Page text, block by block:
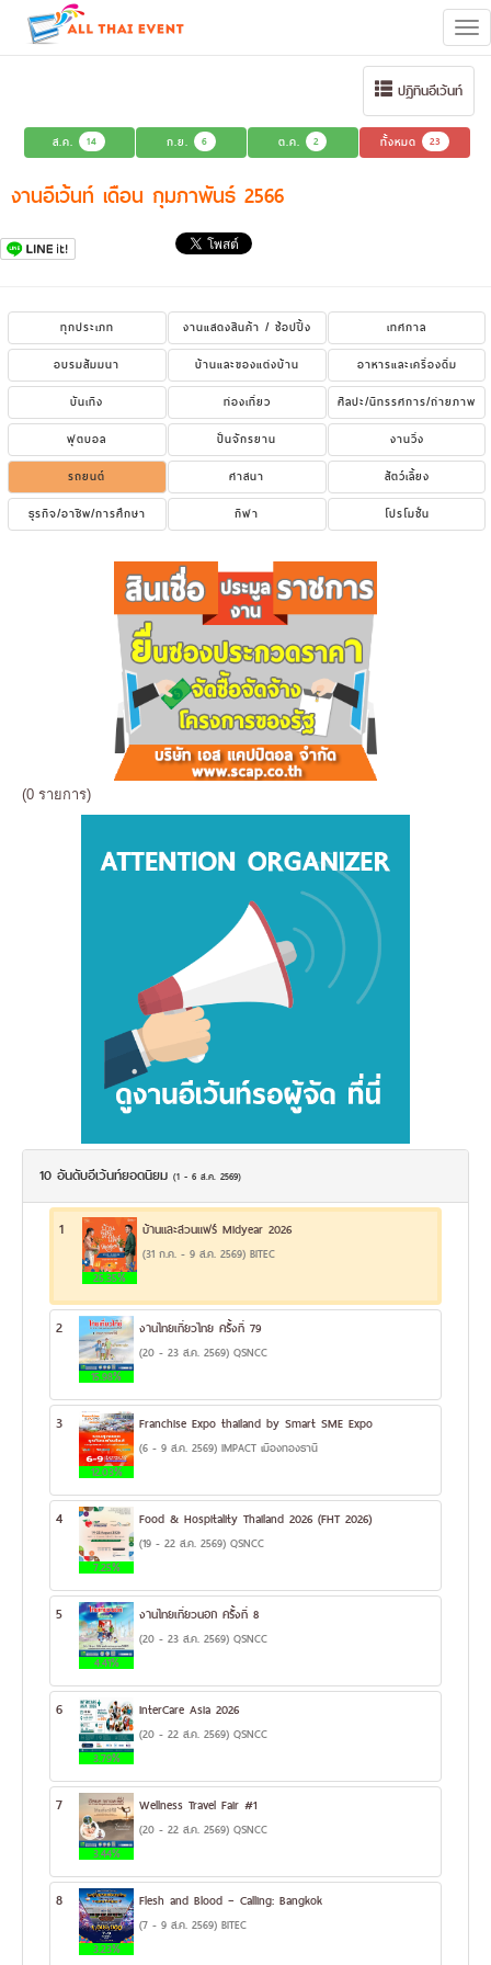
ปฏิทินอีเว้นท์
ส.ค. 14 ก.ย. 6 ต.ค. 2 ทั้งหมด 23
งานอีเว้นท์ เดือน กุมภาพันธ์ 2566
ทุกประเภท งานแสดงสินค้า / ช้อปปิ้ง
เทศกาล
อบรมสัมมนา
บ้านและของแต่งบ้าน
อาหารและเครื่องดื่ม
บันเทิง
ท่องเที่ยว
ศิลปะ/นิทรรศการ/ถ่ายภาพ
ฟุตบอล
ปั่นจักรยาน
งานวิ่ง
รถยนต์
ศาสนา
สัตว์เลี้ยง
ธุรกิจ/อาชีพ/การศึกษา
กีฬา โปรโมชั่น
(0 รายการ)
10 อันดับอีเว้นท์ยอดนิยม (1 - 6 ส.ค. 2569)
1
25.35%
บ้านและสวนแฟร์ Midyear 2026
(31 ก.ค. - 9 ส.ค. 2569) BITEC
2
15.98%
งานไทยเที่ยวไทย ครั้งที่ 79
(20 - 23 ส.ค. 2569) QSNCC
3
12.03%
Franchise Expo thailand by Smart SME Expo
(6 - 9 ส.ค. 2569) IMPACT เมืองทองธานี
4
7.25%
Food & Hospitality Thailand 2026 (FHT 2026)
(19 - 22 ส.ค. 2569) QSNCC
5
4.41%
งานไทยเที่ยวนอก ครั้งที่ 8
(20 - 23 ส.ค. 2569) QSNCC
6
3.79%
InterCare Asia 2026
(20 - 22 ส.ค. 2569) QSNCC
7
3.44%
Wellness Travel Fair #1
(20 - 22 ส.ค. 2569) QSNCC
8
3.23%
Flesh and Blood – Calling: Bangkok
(7 - 9 ส.ค. 2569) BITEC